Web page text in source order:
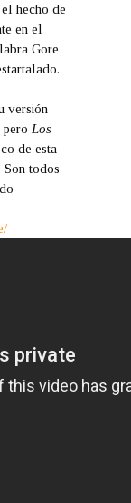
hecho de
en el
Gore
versión
pero Los
de esta
Son todos